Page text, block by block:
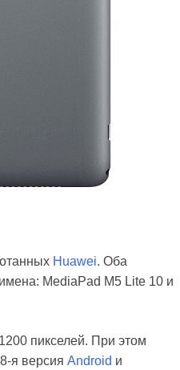
Huawei. Оба
MediaPad M5 Lite 10 и
пикселей. При этом
я версия Android и